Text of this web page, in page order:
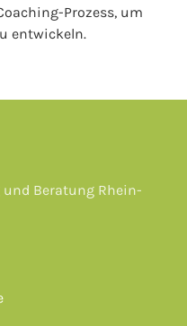
Prozess, um
entwickeln.
Beratung Rhein-